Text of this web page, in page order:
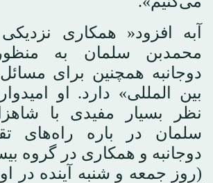
آبه افزود« همکاری
محمدبن سلمان به
دوجانبه همچنین برای
بین المللی» دارد. او
نظر بسیار مفیدی با
سلمان در باره راه‌های
دوجانبه و همکاری در گروه
(روز جمعه و شنبه آینده در